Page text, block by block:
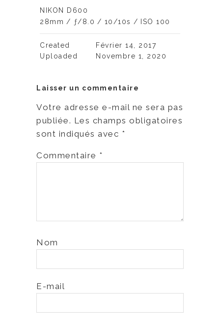
NIKON D600
28mm / ƒ/8.0 / 10/10s / ISO 100
Created
Février 14, 2017
Uploaded
Novembre 1, 2020
Laisser un commentaire
Votre adresse e-mail ne sera pas
publiée. Les champs obligatoires
sont indiqués avec *
Commentaire *
Nom
E-mail